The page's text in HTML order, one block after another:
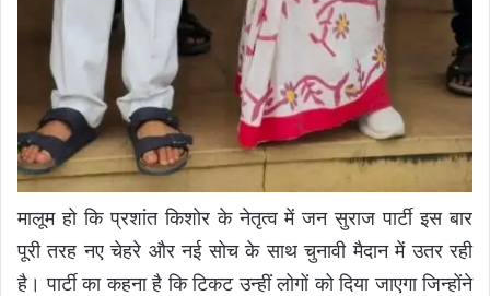
मालूम हो कि प्रशांत किशोर के नेतृत्व में जन सुराज पार्टी इस बार
पूरी तरह नए चेहरे और नई सोच के साथ चुनावी मैदान में उतर रही
है। पार्टी का कहना है कि टिकट उन्हीं लोगों को दिया जाएगा जिन्होंने